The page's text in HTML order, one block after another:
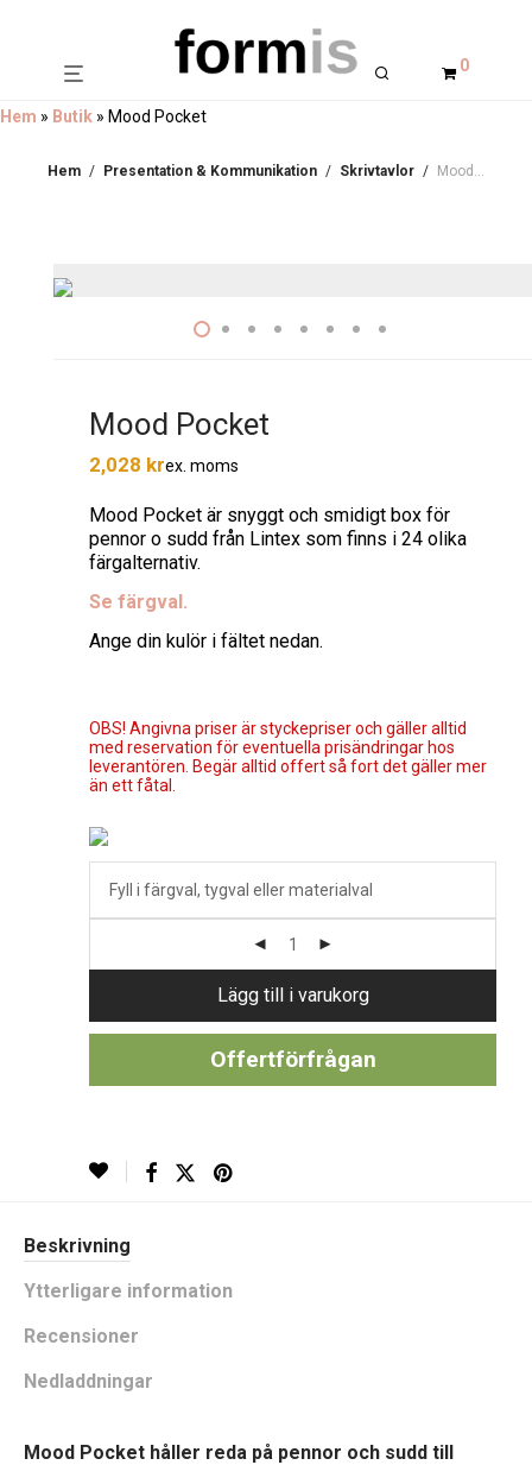
0
Hem » Butik » Mood Pocket
Hem / Presentation & Kommunikation / Skrivtavlor / Mood Pocket
Mood Pocket
2,028 krex. moms
Mood Pocket är snyggt och smidigt box för
pennor o sudd från Lintex som finns i 24 olika
färgalternativ.
Se färgval.
Ange din kulör i fältet nedan.
OBS! Angivna priser är styckepriser och gäller alltid
med reservation för eventuella prisändringar hos
leverantören. Begär alltid offert så fort det gäller mer
än ett fåtal.
Lägg till i varukorg
Offertförfrågan
Beskrivning
Ytterligare information
Recensioner
Nedladdningar
Mood Pocket håller reda på pennor och sudd till